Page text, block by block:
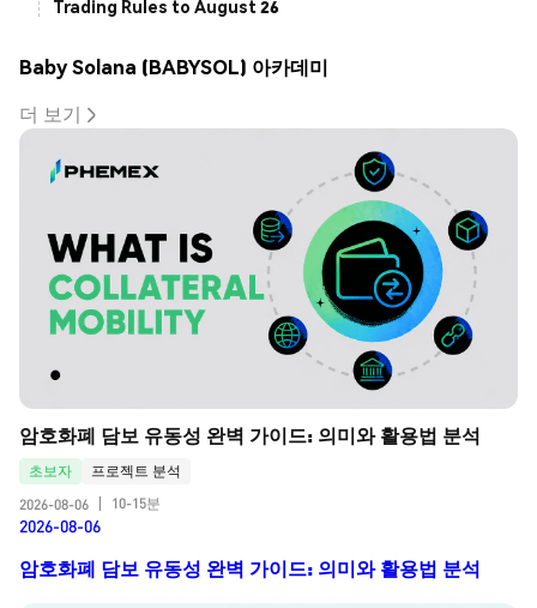
Trading Rules to August 26
Baby Solana (BABYSOL) 아카데미
더 보기
암호화폐 담보 유동성 완벽 가이드: 의미와 활용법 분석
초보자
프로젝트 분석
2026-08-06
10-15분
2026-08-06
암호화폐 담보 유동성 완벽 가이드: 의미와 활용법 분석